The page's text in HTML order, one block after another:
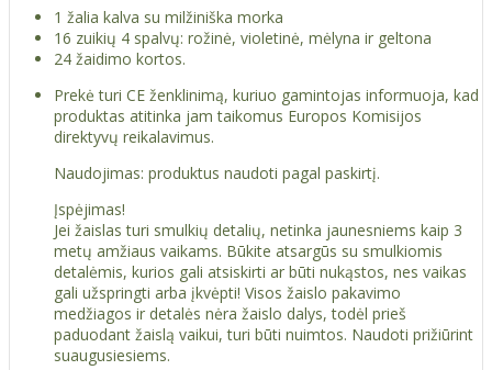
1 žalia kalva su milžiniška morka
16 zuikių 4 spalvų: rožinė, violetinė, mėlyna ir geltona
24 žaidimo kortos.
Prekė turi CE ženklinimą, kuriuo gamintojas informuoja, kad
produktas atitinka jam taikomus Europos Komisijos
direktyvų reikalavimus.
Naudojimas: produktus naudoti pagal paskirtį.
Įspėjimas!
Jei žaislas turi smulkių detalių, netinka jaunesniems kaip 3
metų amžiaus vaikams. Būkite atsargūs su smulkiomis
detalėmis, kurios gali atsiskirti ar būti nukąstos, nes vaikas
gali užspringti arba įkvėpti! Visos žaislо pakavimo
medžiagos ir detalės nėra žaislo dalys, todėl prieš
paduodant žaislą vaikui, turi būti nuimtos. Naudoti prižiūrint
suaugusiesiems.